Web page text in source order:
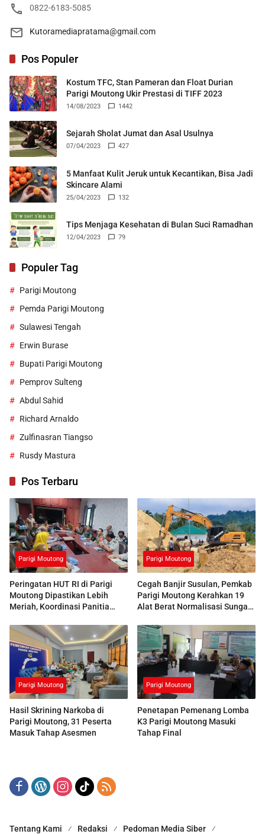
0822-6183-5085
Kutoramediapratama@gmail.com
Pos Populer
Kostum TFC, Stan Pameran dan Float Durian
Parigi Moutong Ukir Prestasi di TIFF 2023
14/08/2023 1442
Sejarah Sholat Jumat dan Asal Usulnya
07/04/2023 427
5 Manfaat Kulit Jeruk untuk Kecantikan, Bisa Jadi
Skincare Alami
25/04/2023 132
Tips Menjaga Kesehatan di Bulan Suci Ramadhan
12/04/2023 79
Populer Tag
Parigi Moutong
Pemda Parigi Moutong
Sulawesi Tengah
Erwin Burase
Bupati Parigi Moutong
Pemprov Sulteng
Abdul Sahid
Richard Arnaldo
Zulfinasran Tiangso
Rusdy Mastura
Pos Terbaru
Parigi Moutong
Peringatan HUT RI di Parigi
Moutong Dipastikan Lebih
Meriah, Koordinasi Panitia
Parigi Moutong
Cegah Banjir Susulan, Pemkab
Parigi Moutong Kerahkan 19
Alat Berat Normalisasi Sungai
Parigi Moutong
Hasil Skrining Narkoba di
Parigi Moutong, 31 Peserta
Masuk Tahap Asesmen
Parigi Moutong
Penetapan Pemenang Lomba
K3 Parigi Moutong Masuki
Tahap Final
Tentang Kami Redaksi Pedoman Media Siber